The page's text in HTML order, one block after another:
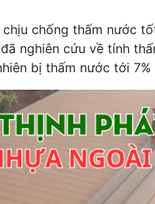
chống thấm nước
nghiên cứu về tính
bị thấm nước tới